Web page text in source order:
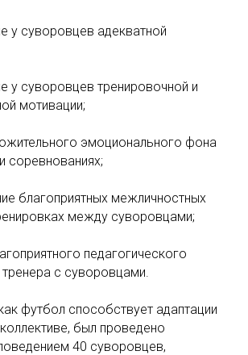
у суворовцев адекватной
у суворовцев тренировочной и
мотивации;
эмоционального фона
соревнованиях;
благоприятных межличностных
между суворовцами;
педагогического
тренера с суворовцами.
футбол способствует адаптации
был проведено
40 суворовцев,